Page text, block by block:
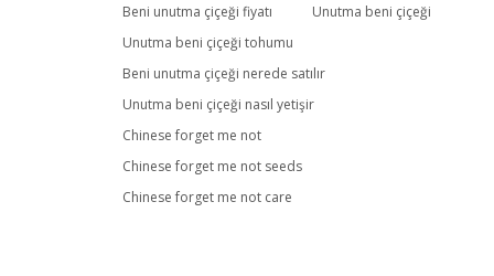
Bu ürüne ilk yorumu siz yapın!
Yorum Yaz
Beni unutma çiçeği fiyatı
Unutma beni çiçeği
Unutma beni çiçeği tohumu
Beni unutma çiçeği nerede satılır
Unutma beni çiçeği nasıl yetişir
Chinese forget me not
Chinese forget me not seeds
Chinese forget me not care